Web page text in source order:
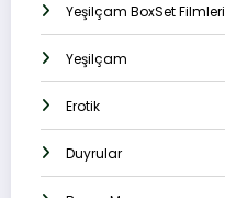
Yeşilçam BoxSet Filmleri
Yeşilçam
Erotik
Duyrular